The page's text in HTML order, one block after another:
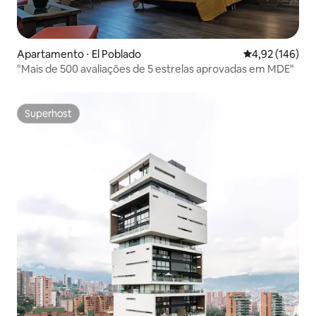
Apartamento ⋅ El Poblado 4,92 de uma
4,92 (146)
"Mais de 500 avaliações de 5 estrelas aprovadas em MDE"
Superhost
Superhost